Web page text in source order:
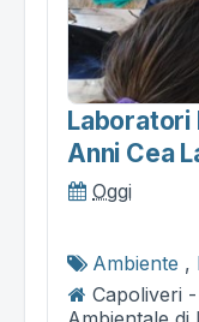
Laboratori
Anni Cea
Oggi
Ambiente ,
Capoliveri